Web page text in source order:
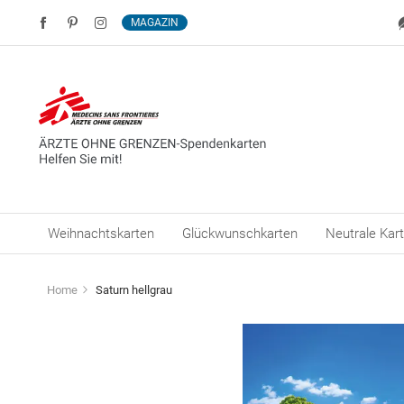
MAGAZIN
Weihnachtskarten Glückwunschkarten Neutrale
Home Saturn hellgrau